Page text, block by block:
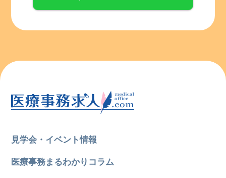
見学会・イベント情報
医療事務まるわかりコラム